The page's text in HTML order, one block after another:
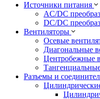
Источники питания
AC/DC
DC/DC
Вентиляторы
Осевые
Диагональные
Центробежные
Разъемы и